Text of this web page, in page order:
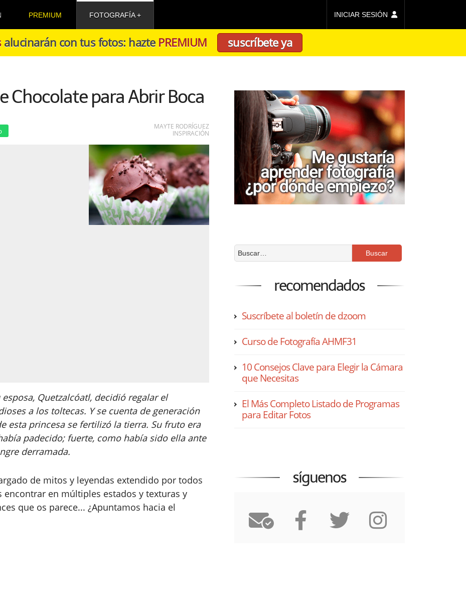
PREMIUM FOTOGRAFÍA INICIAR SESIÓN
alucinarán con tus fotos: hazte PREMIUM suscríbete ya
Chocolate para Abrir Boca
MAYTE RODRÍGUEZ
INSPIRACIÓN
Quetzalcóatl, decidió regalar el
a los toltecas. Y se cuenta de generación
esta princesa se fertilizó la tierra. Su fruto era
padecido; fuerte, como había sido ella ante
derramada.
de mitos y leyendas extendido por todos
en múltiples estados y texturas y
que os parece... ¿Apuntamos hacia el
recomendados
Suscríbete al boletín de dzoom
Curso de Fotografía AHMF31
10 Consejos Clave para Elegir la Cámara
que Necesitas
El Más Completo Listado de Programas
para Editar Fotos
síguenos